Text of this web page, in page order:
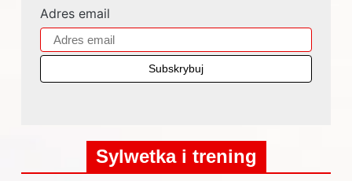
Adres email
Sylwetka i trening